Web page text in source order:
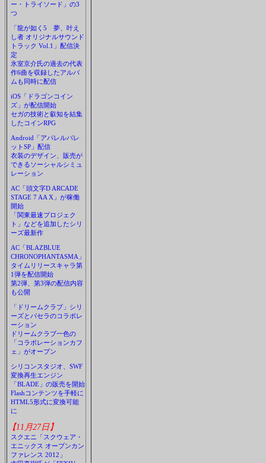
ー・トライソード」の3
つ
「龍が如く5 夢、叶え
し者 オリジナルサウンド
トラック Vol.1」配信決
定
氷室京介氏の過去の代表
作6曲を収録したアルバ
ムも同時に配信
iOS「ドラゴンコイン
ズ」が配信開始
セガの技術と叡知を結集
したコインRPG
Android「アパレルパレ
ットSP」配信
衣装のデザイン、販売が
できるソーシャルシミュ
レーション
AC「頭文字D ARCADE
STAGE 7 AA X」が稼働
開始
「関東最速プロジェク
ト」などを追加したシリ
ーズ最新作
AC「BLAZBLUE
CHRONOPHANTASMA」
タイムリリースキャラ第
1弾を配信開始
第2弾、第3弾の配信内容
も公開
「ドリームクラブ」シリ
ーズとパセラのコラボレ
ーション
ドリームクラブ一色の
「コラボレーションカフ
ェ」がオープン
シリコンスタジオ、SWF
変換再生エンジン
「BLADE」の販売を開始
Flashコンテンツを手軽に
HTML5形式に変換可能
に
【11月27日】
スクエニ「スクウェア・
エニックス オープンカン
ファレンス 2012」